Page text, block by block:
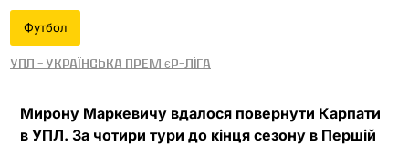
Футбол
УПЛ - Українська прем'єр-ліга
Мирону Маркевичу вдалося повернути Карпати
в УПЛ. За чотири тури до кінця сезону в Першій